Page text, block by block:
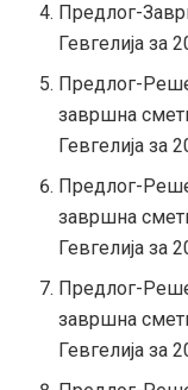
Предлог-
Гевгелија за
Предлог-
завршна
Гевгелија за
Предлог-
завршна
Гевгелија за
Предлог-
завршна
Гевгелија за